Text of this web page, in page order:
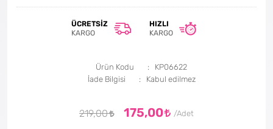
ÜCRETSIZ
KARGO
HIZLI
KARGO
Ürün Kodu
KP06622
İade Bilgisi
219,00 175,00